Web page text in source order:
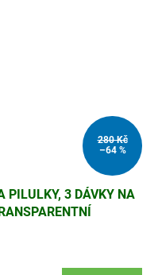
280 Kč
–64 %
PILULKY, 3 DÁVKY NA